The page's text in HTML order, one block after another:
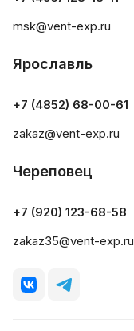
msk@vent-exp.ru
Ярославль
+7 (4852) 68-00-61
zakaz@vent-exp.ru
Череповец
+7 (920) 123-68-58
zakaz35@vent-exp.ru